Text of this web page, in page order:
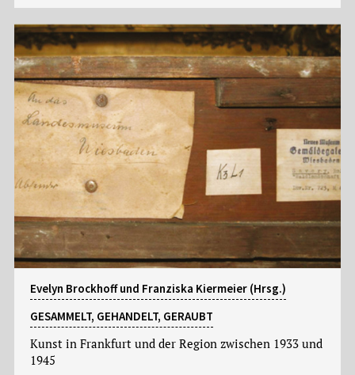
Evelyn Brockhoff und Franziska Kiermeier (Hrsg.)
GESAMMELT, GEHANDELT, GERAUBT
Kunst in Frankfurt und der Region zwischen 1933 und
1945